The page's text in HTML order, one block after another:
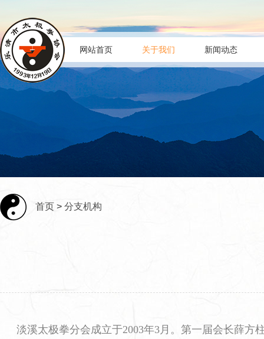
网站首页 关于我们 新闻动态
首页 > 分支机构
淡溪太极拳分会成立于2003年3月。第一届会长薛